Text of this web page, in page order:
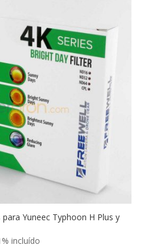
Yuneec Typhoon H Plus y
incluído